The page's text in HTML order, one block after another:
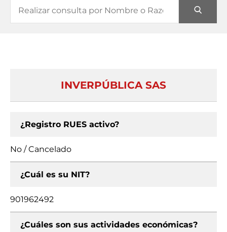
INVERPÚBLICA SAS
¿Registro RUES activo?
No / Cancelado
¿Cuál es su NIT?
901962492
¿Cuáles son sus actividades económicas?